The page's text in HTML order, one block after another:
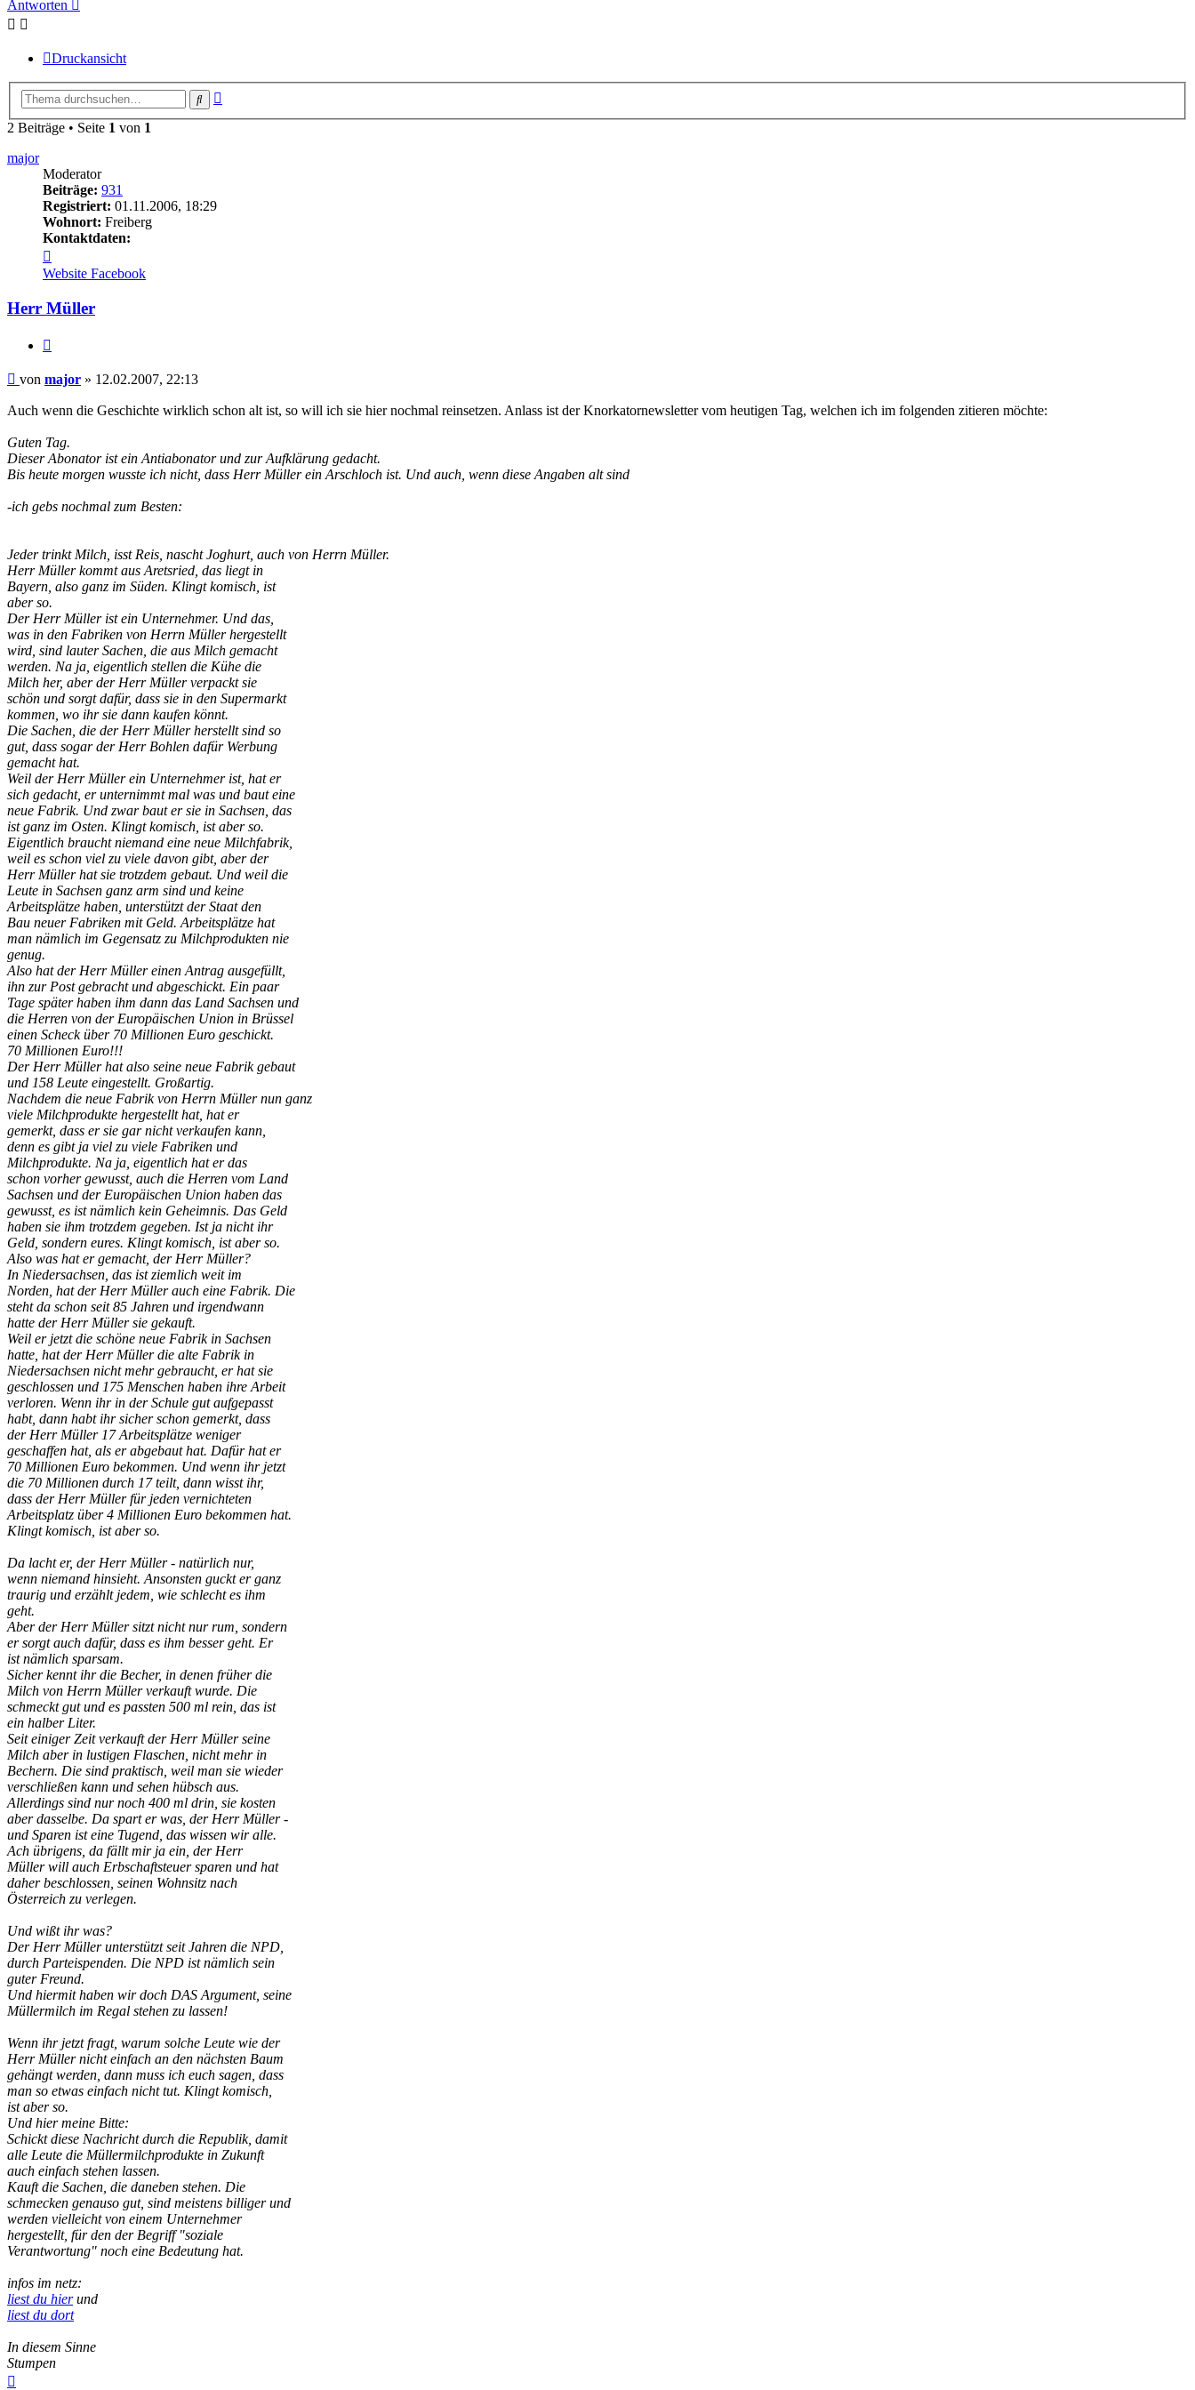
Antworten
Druckansicht
Suche
2 Beiträge • Seite 1 von 1
major
Moderator
Beiträge: 931
Registriert: 01.11.2006, 18:29
Wohnort: Freiberg
Kontaktdaten:
von
major
Website Facebook
Herr Müller
Beitrag
von major » 12.02.2007, 22:13
Auch wenn die Geschichte wirklich schon alt ist, so will ich sie hier nochmal reinsetzen. Anlass ist der Knorkatornewsletter vom heutigen Tag, welchen ich im folgenden zitieren möchte:
Guten Tag.
Dieser Abonator ist ein Antiabonator und zur Aufklärung gedacht.
Bis heute morgen wusste ich nicht, dass Herr Müller ein Arschloch ist. Und auch, wenn diese Angaben alt sind
-ich gebs nochmal zum Besten:
Jeder trinkt Milch, isst Reis, nascht Joghurt, auch von Herrn Müller.
Herr Müller kommt aus Aretsried, das liegt in
Bayern, also ganz im Süden. Klingt komisch, ist
aber so.
Der Herr Müller ist ein Unternehmer. Und das,
was in den Fabriken von Herrn Müller hergestellt
wird, sind lauter Sachen, die aus Milch gemacht
werden. Na ja, eigentlich stellen die Kühe die
Milch her, aber der Herr Müller verpackt sie
schön und sorgt dafür, dass sie in den Supermarkt
kommen, wo ihr sie dann kaufen könnt.
Die Sachen, die der Herr Müller herstellt sind so
gut, dass sogar der Herr Bohlen dafür Werbung
gemacht hat.
Weil der Herr Müller ein Unternehmer ist, hat er
sich gedacht, er unternimmt mal was und baut eine
neue Fabrik. Und zwar baut er sie in Sachsen, das
ist ganz im Osten. Klingt komisch, ist aber so.
Eigentlich braucht niemand eine neue Milchfabrik,
weil es schon viel zu viele davon gibt, aber der
Herr Müller hat sie trotzdem gebaut. Und weil die
Leute in Sachsen ganz arm sind und keine
Arbeitsplätze haben, unterstützt der Staat den
Bau neuer Fabriken mit Geld. Arbeitsplätze hat
man nämlich im Gegensatz zu Milchprodukten nie
genug.
Also hat der Herr Müller einen Antrag ausgefüllt,
ihn zur Post gebracht und abgeschickt. Ein paar
Tage später haben ihm dann das Land Sachsen und
die Herren von der Europäischen Union in Brüssel
einen Scheck über 70 Millionen Euro geschickt.
70 Millionen Euro!!!
Der Herr Müller hat also seine neue Fabrik gebaut
und 158 Leute eingestellt. Großartig.
Nachdem die neue Fabrik von Herrn Müller nun ganz
viele Milchprodukte hergestellt hat, hat er
gemerkt, dass er sie gar nicht verkaufen kann,
denn es gibt ja viel zu viele Fabriken und
Milchprodukte. Na ja, eigentlich hat er das
schon vorher gewusst, auch die Herren vom Land
Sachsen und der Europäischen Union haben das
gewusst, es ist nämlich kein Geheimnis. Das Geld
haben sie ihm trotzdem gegeben. Ist ja nicht ihr
Geld, sondern eures. Klingt komisch, ist aber so.
Also was hat er gemacht, der Herr Müller?
In Niedersachsen, das ist ziemlich weit im
Norden, hat der Herr Müller auch eine Fabrik. Die
steht da schon seit 85 Jahren und irgendwann
hatte der Herr Müller sie gekauft.
Weil er jetzt die schöne neue Fabrik in Sachsen
hatte, hat der Herr Müller die alte Fabrik in
Niedersachsen nicht mehr gebraucht, er hat sie
geschlossen und 175 Menschen haben ihre Arbeit
verloren. Wenn ihr in der Schule gut aufgepasst
habt, dann habt ihr sicher schon gemerkt, dass
der Herr Müller 17 Arbeitsplätze weniger
geschaffen hat, als er abgebaut hat. Dafür hat er
70 Millionen Euro bekommen. Und wenn ihr jetzt
die 70 Millionen durch 17 teilt, dann wisst ihr,
dass der Herr Müller für jeden vernichteten
Arbeitsplatz über 4 Millionen Euro bekommen hat.
Klingt komisch, ist aber so.
Da lacht er, der Herr Müller - natürlich nur,
wenn niemand hinsieht. Ansonsten guckt er ganz
traurig und erzählt jedem, wie schlecht es ihm
geht.
Aber der Herr Müller sitzt nicht nur rum, sondern
er sorgt auch dafür, dass es ihm besser geht. Er
ist nämlich sparsam.
Sicher kennt ihr die Becher, in denen früher die
Milch von Herrn Müller verkauft wurde. Die
schmeckt gut und es passten 500 ml rein, das ist
ein halber Liter.
Seit einiger Zeit verkauft der Herr Müller seine
Milch aber in lustigen Flaschen, nicht mehr in
Bechern. Die sind praktisch, weil man sie wieder
verschließen kann und sehen hübsch aus.
Allerdings sind nur noch 400 ml drin, sie kosten
aber dasselbe. Da spart er was, der Herr Müller -
und Sparen ist eine Tugend, das wissen wir alle.
Ach übrigens, da fällt mir ja ein, der Herr
Müller will auch Erbschaftsteuer sparen und hat
daher beschlossen, seinen Wohnsitz nach
Österreich zu verlegen.
Und wißt ihr was?
Der Herr Müller unterstützt seit Jahren die NPD,
durch Parteispenden. Die NPD ist nämlich sein
guter Freund.
Und hiermit haben wir doch DAS Argument, seine
Müllermilch im Regal stehen zu lassen!
Wenn ihr jetzt fragt, warum solche Leute wie der
Herr Müller nicht einfach an den nächsten Baum
gehängt werden, dann muss ich euch sagen, dass
man so etwas einfach nicht tut. Klingt komisch,
ist aber so.
Und hier meine Bitte:
Schickt diese Nachricht durch die Republik, damit
alle Leute die Müllermilchprodukte in Zukunft
auch einfach stehen lassen.
Kauft die Sachen, die daneben stehen. Die
schmecken genauso gut, sind meistens billiger und
werden vielleicht von einem Unternehmer
hergestellt, für den der Begriff "soziale
Verantwortung" noch eine Bedeutung hat.
infos im netz:
liest du hierund
liest du dort
In diesem Sinne
Stumpen